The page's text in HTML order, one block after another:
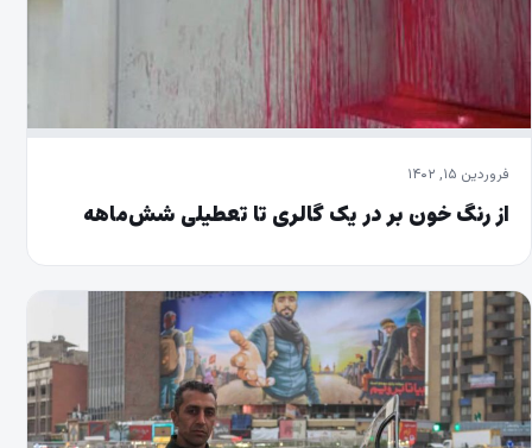
فروردین ۱۵, ۱۴۰۲
از رنگ خون بر در یک گالری تا تعطیلی شش‌ماهه